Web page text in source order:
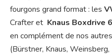
fourgons grand format : les
Crafter et Knaus Boxdrive
en complément de nos
(Bürstner, Knaus,